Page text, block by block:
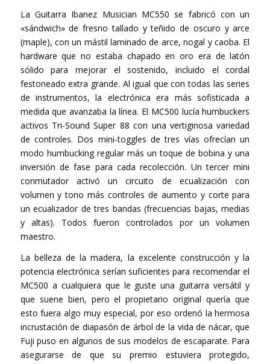
La Guitarra Ibanez Musician MC550 se fabricó con un
«sándwich» de fresno tallado y teñido de oscuro y arce
(maple), con un mástil laminado de arce, nogal y caoba. El
hardware que no estaba chapado en oro era de latón
sólido para mejorar el sostenido, incluido el cordal
festoneado extra grande. Al igual que con todas las series
de instrumentos, la electrónica era más sofisticada a
medida que avanzaba la línea. El MC500 lucía humbuckers
activos Tri-Sound Super 88 con una vertiginosa variedad
de controles. Dos mini-toggles de tres vías ofrecían un
modo humbucking regular más un toque de bobina y una
inversión de fase para cada recolección. Un tercer mini
conmutador activó un circuito de ecualización con
volumen y tono más controles de aumento y corte para
un ecualizador de tres bandas (frecuencias bajas, medias
y altas). Todos fueron controlados por un volumen
maestro.
La belleza de la madera, la excelente construcción y la
potencia electrónica serían suficientes para recomendar el
MC500 a cualquiera que le guste una guitarra versátil y
que suene bien, pero el propietario original quería que
esto fuera algo muy especial, por eso ordenó la hermosa
incrustación de diapasón de árbol de la vida de nácar, que
Fuji puso en algunos de sus modelos de escaparate. Para
asegurarse de que su premio estuviera protegido,